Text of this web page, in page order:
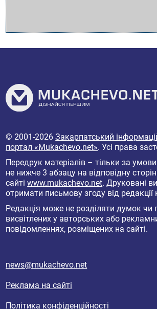
© 2001-2026Закарпатський
портал «Mukachevo.net». Усі права
Передрук матеріалів – тільки за
не нижче 3 абзацу на відповідну
сайтіwww.mukachevo.net. Друковані
отримати письмову згоду від редакції
Редакція може не розділяти думок чи
висвітлених у авторських або
повідомленнях, розміщених на сайті.
news@mukachevo.net
Реклама на сайті
Політика конфіденційності